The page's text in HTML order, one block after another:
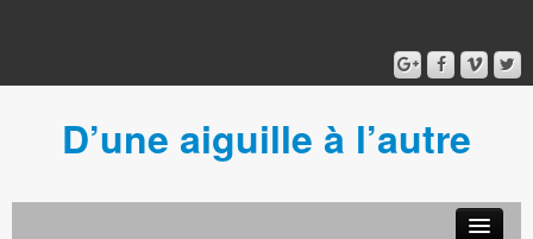
D’une aiguille à l’autre